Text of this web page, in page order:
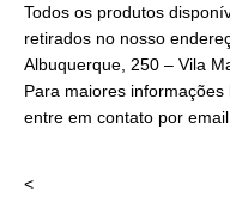
Todos os produtos
retirados no nosso
Albuquerque, 250 – Vila
Para maiores
entre em contato por
<